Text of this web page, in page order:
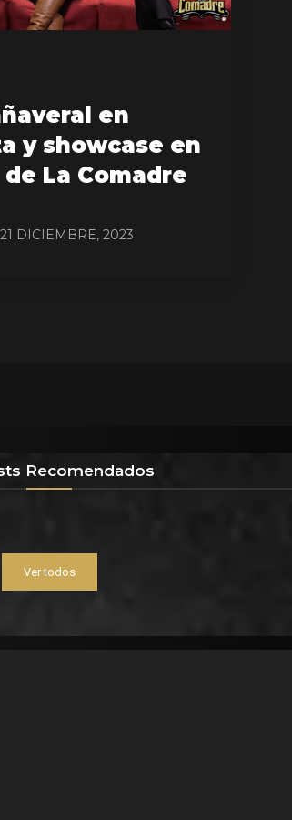
en
y showcase en
La Comadre
21 DICIEMBRE, 2023
Recomendados
Ver todos